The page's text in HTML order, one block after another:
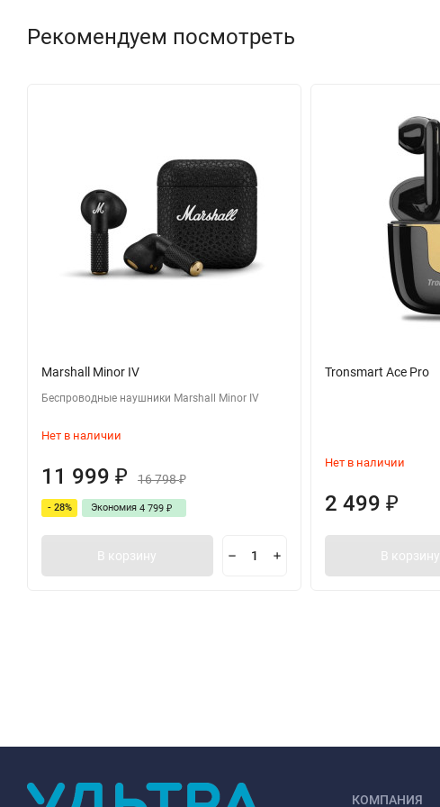
Рекомендуем посмотреть
Marshall Minor IV
Беспроводные наушники Marshall Minor IV
Нет в наличии
11 999 ₽ 16 798₽
- 28% Экономия 4 799 ₽
В корзину
Tronsmart Ace Pro
Нет в наличии
2 499 ₽
В корзину
КОМПАНИЯ